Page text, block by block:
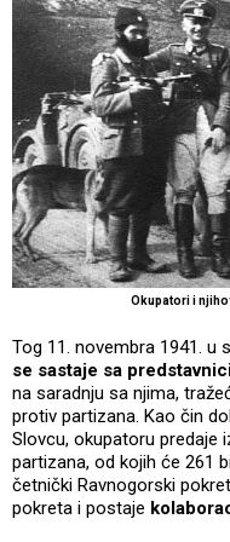
Okupatori i
Tog 11. novembra 1941. u
se sastaje sa
na saradnju sa njima,
protiv partizana. Kao čin
Slovcu, okupatoru predaje
partizana, od kojih će 261
četnički Ravnogorski
pokreta i postaje